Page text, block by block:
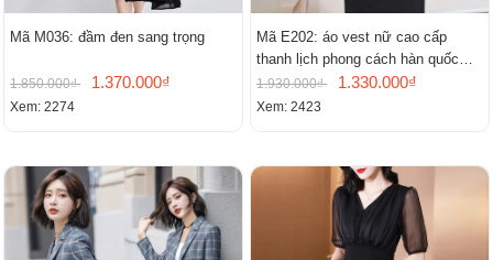
Mã M036: đầm đen sang trọng
1.850.000₫ 1.370.000₫
Xem: 2274
Mã E202: áo vest nữ cao cấp
thanh lịch phong cách hàn quốc
mới
1.930.000₫ 1.330.000₫
Xem: 2423